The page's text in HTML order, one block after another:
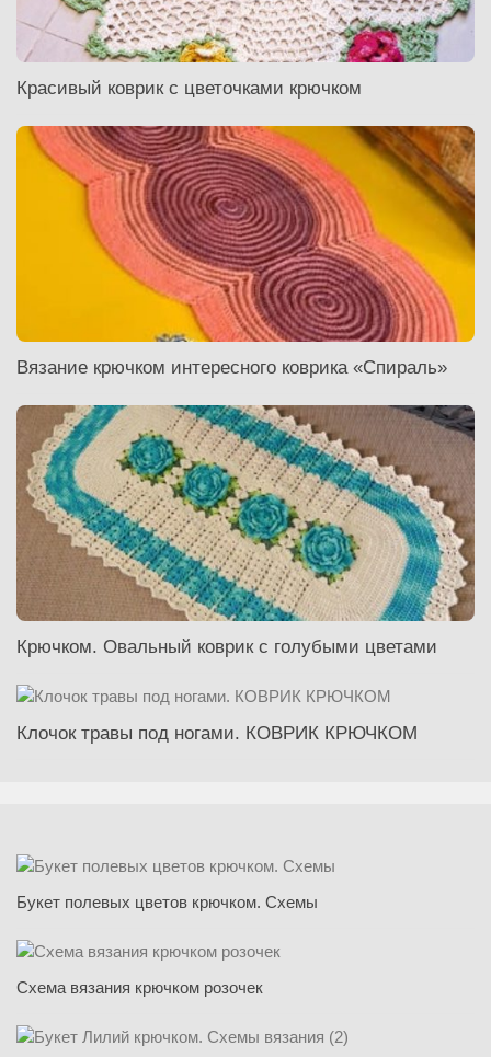
Красивый коврик с цветочками крючком
Вязание крючком интересного коврика «Спираль»
Крючком. Овальный коврик с голубыми цветами
Клочок травы под ногами. КОВРИК КРЮЧКОМ
Букет полевых цветов крючком. Схемы
Схема вязания крючком розочек